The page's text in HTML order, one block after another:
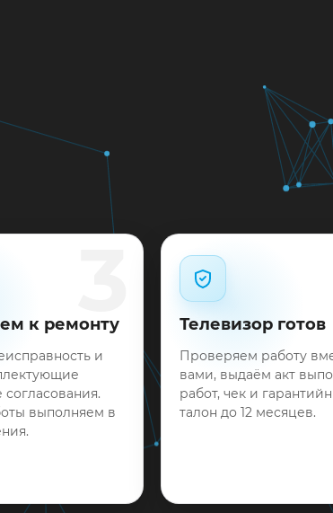
к ремонту
и
согласования.
выполняем в
Телевизор готов
Проверяем работу
вами, выдаём акт
работ, чек и
талон до 12 месяцев.